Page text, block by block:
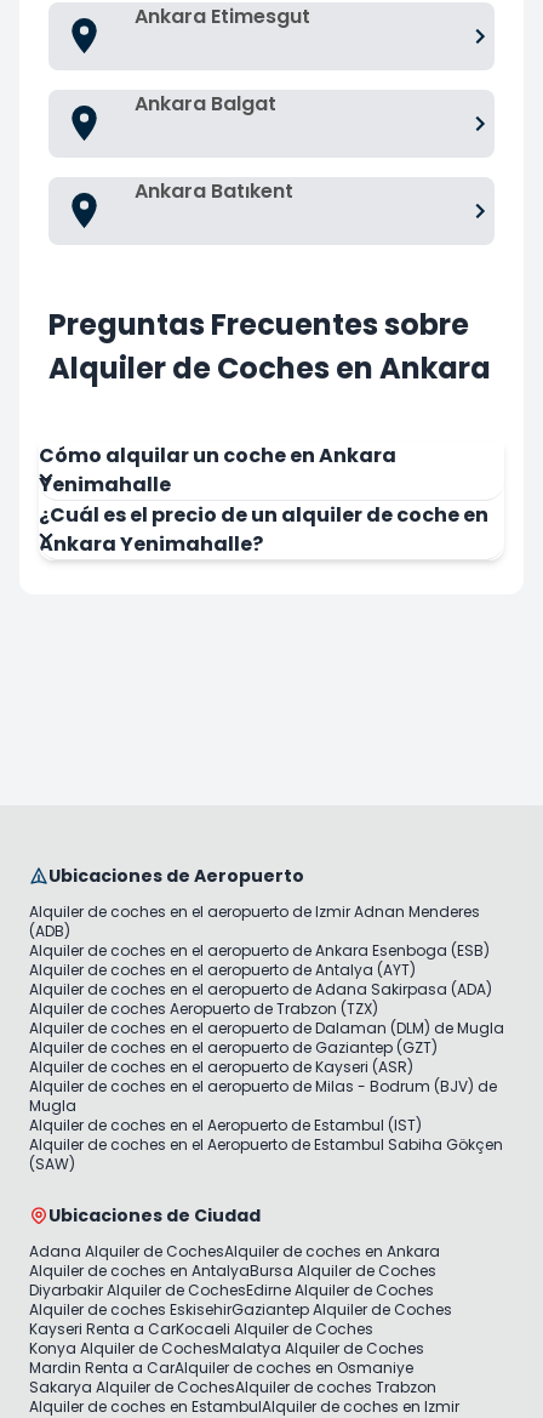
Ankara Etimesgut
Ankara Balgat
Ankara Batıkent
Preguntas Frecuentes sobre
Alquiler de Coches en Ankara
Cómo alquilar un coche en Ankara
Yenimahalle
¿Cuál es el precio de un alquiler de coche en
Ankara Yenimahalle?
Ubicaciones de Aeropuerto
Alquiler de coches en el aeropuerto de Izmir Adnan Menderes
(ADB)
Alquiler de coches en el aeropuerto de Ankara Esenboga (ESB)
Alquiler de coches en el aeropuerto de Antalya (AYT)
Alquiler de coches en el aeropuerto de Adana Sakirpasa (ADA)
Alquiler de coches Aeropuerto de Trabzon (TZX)
Alquiler de coches en el aeropuerto de Dalaman (DLM) de Mugla
Alquiler de coches en el aeropuerto de Gaziantep (GZT)
Alquiler de coches en el aeropuerto de Kayseri (ASR)
Alquiler de coches en el aeropuerto de Milas - Bodrum (BJV) de
Mugla
Alquiler de coches en el Aeropuerto de Estambul (IST)
Alquiler de coches en el Aeropuerto de Estambul Sabiha Gökçen
(SAW)
Ubicaciones de Ciudad
Adana Alquiler de CochesAlquiler de coches en Ankara
Alquiler de coches en AntalyaBursa Alquiler de Coches
Diyarbakir Alquiler de CochesEdirne Alquiler de Coches
Alquiler de coches EskisehirGaziantep Alquiler de Coches
Kayseri Renta a CarKocaeli Alquiler de Coches
Konya Alquiler de CochesMalatya Alquiler de Coches
Mardin Renta a CarAlquiler de coches en Osmaniye
Sakarya Alquiler de CochesAlquiler de coches Trabzon
Alquiler de coches en EstambulAlquiler de coches en Izmir